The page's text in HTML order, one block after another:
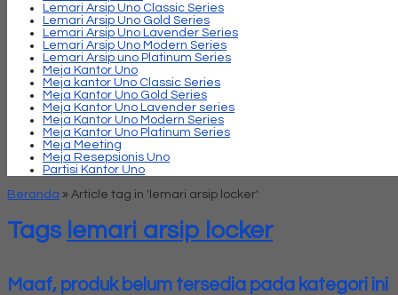
Lemari Arsip Uno Classic Series
Lemari Arsip Uno Gold Series
Lemari Arsip Uno Lavender Series
Lemari Arsip Uno Modern Series
Lemari Arsip uno Platinum Series
Meja Kantor Uno
Meja kantor Uno Classic Series
Meja Kantor Uno Gold Series
Meja Kantor Uno Lavender series
Meja Kantor Uno Modern Series
Meja Kantor Uno Platinum Series
Meja Meeting
Meja Resepsionis Uno
Partisi Kantor Uno
Beranda » Article tag in 'lemari arsip locker'
Tags lemari arsip locker
Maaf, produk belum tersedia pada kategori ini